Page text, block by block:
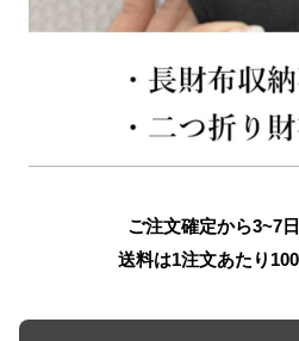
ご注文確定から3~7
送料は1注文あたり